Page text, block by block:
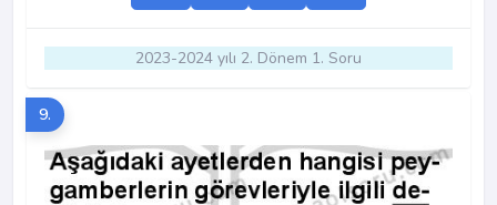
2023-2024 yılı 2. Dönem 1. Soru
9.